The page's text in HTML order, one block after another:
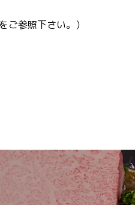
ご参照下さい。）